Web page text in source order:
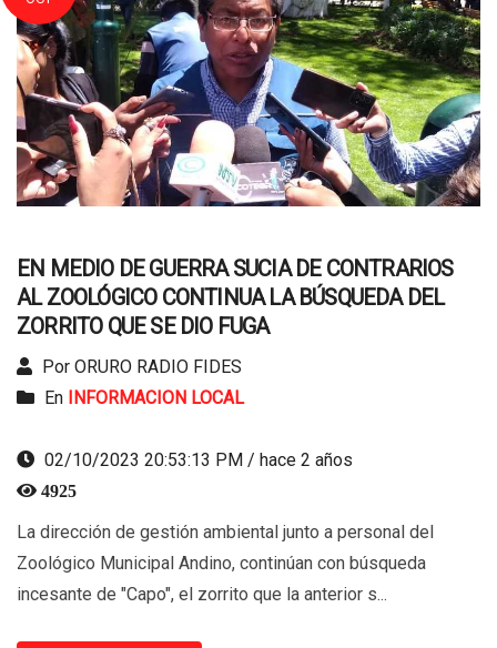
EN MEDIO DE GUERRA SUCIA DE CONTRARIOS
AL ZOOLÓGICO CONTINUA LA BÚSQUEDA DEL
ZORRITO QUE SE DIO FUGA
Por ORURO RADIO FIDES
En
INFORMACION LOCAL
02/10/2023 20:53:13 PM / hace 2 años
4925
La dirección de gestión ambiental junto a personal del
Zoológico Municipal Andino, continúan con búsqueda
incesante de "Capo", el zorrito que la anterior s...